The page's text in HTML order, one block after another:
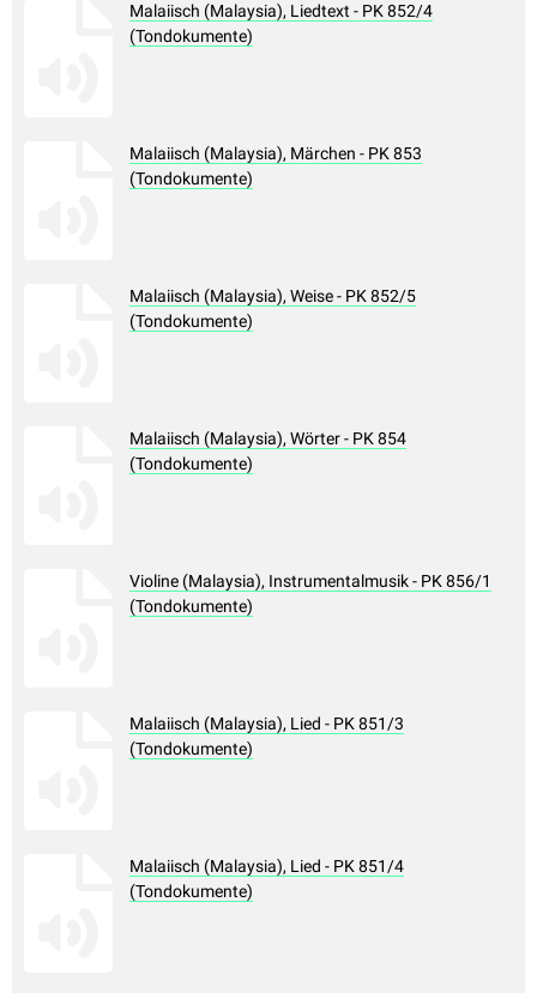
Malaiisch (Malaysia), Liedtext - PK 852/4
(Tondokumente)
Malaiisch (Malaysia), Märchen - PK 853
(Tondokumente)
Malaiisch (Malaysia), Weise - PK 852/5
(Tondokumente)
Malaiisch (Malaysia), Wörter - PK 854
(Tondokumente)
Violine (Malaysia), Instrumentalmusik - PK 856/1
(Tondokumente)
Malaiisch (Malaysia), Lied - PK 851/3
(Tondokumente)
Malaiisch (Malaysia), Lied - PK 851/4
(Tondokumente)